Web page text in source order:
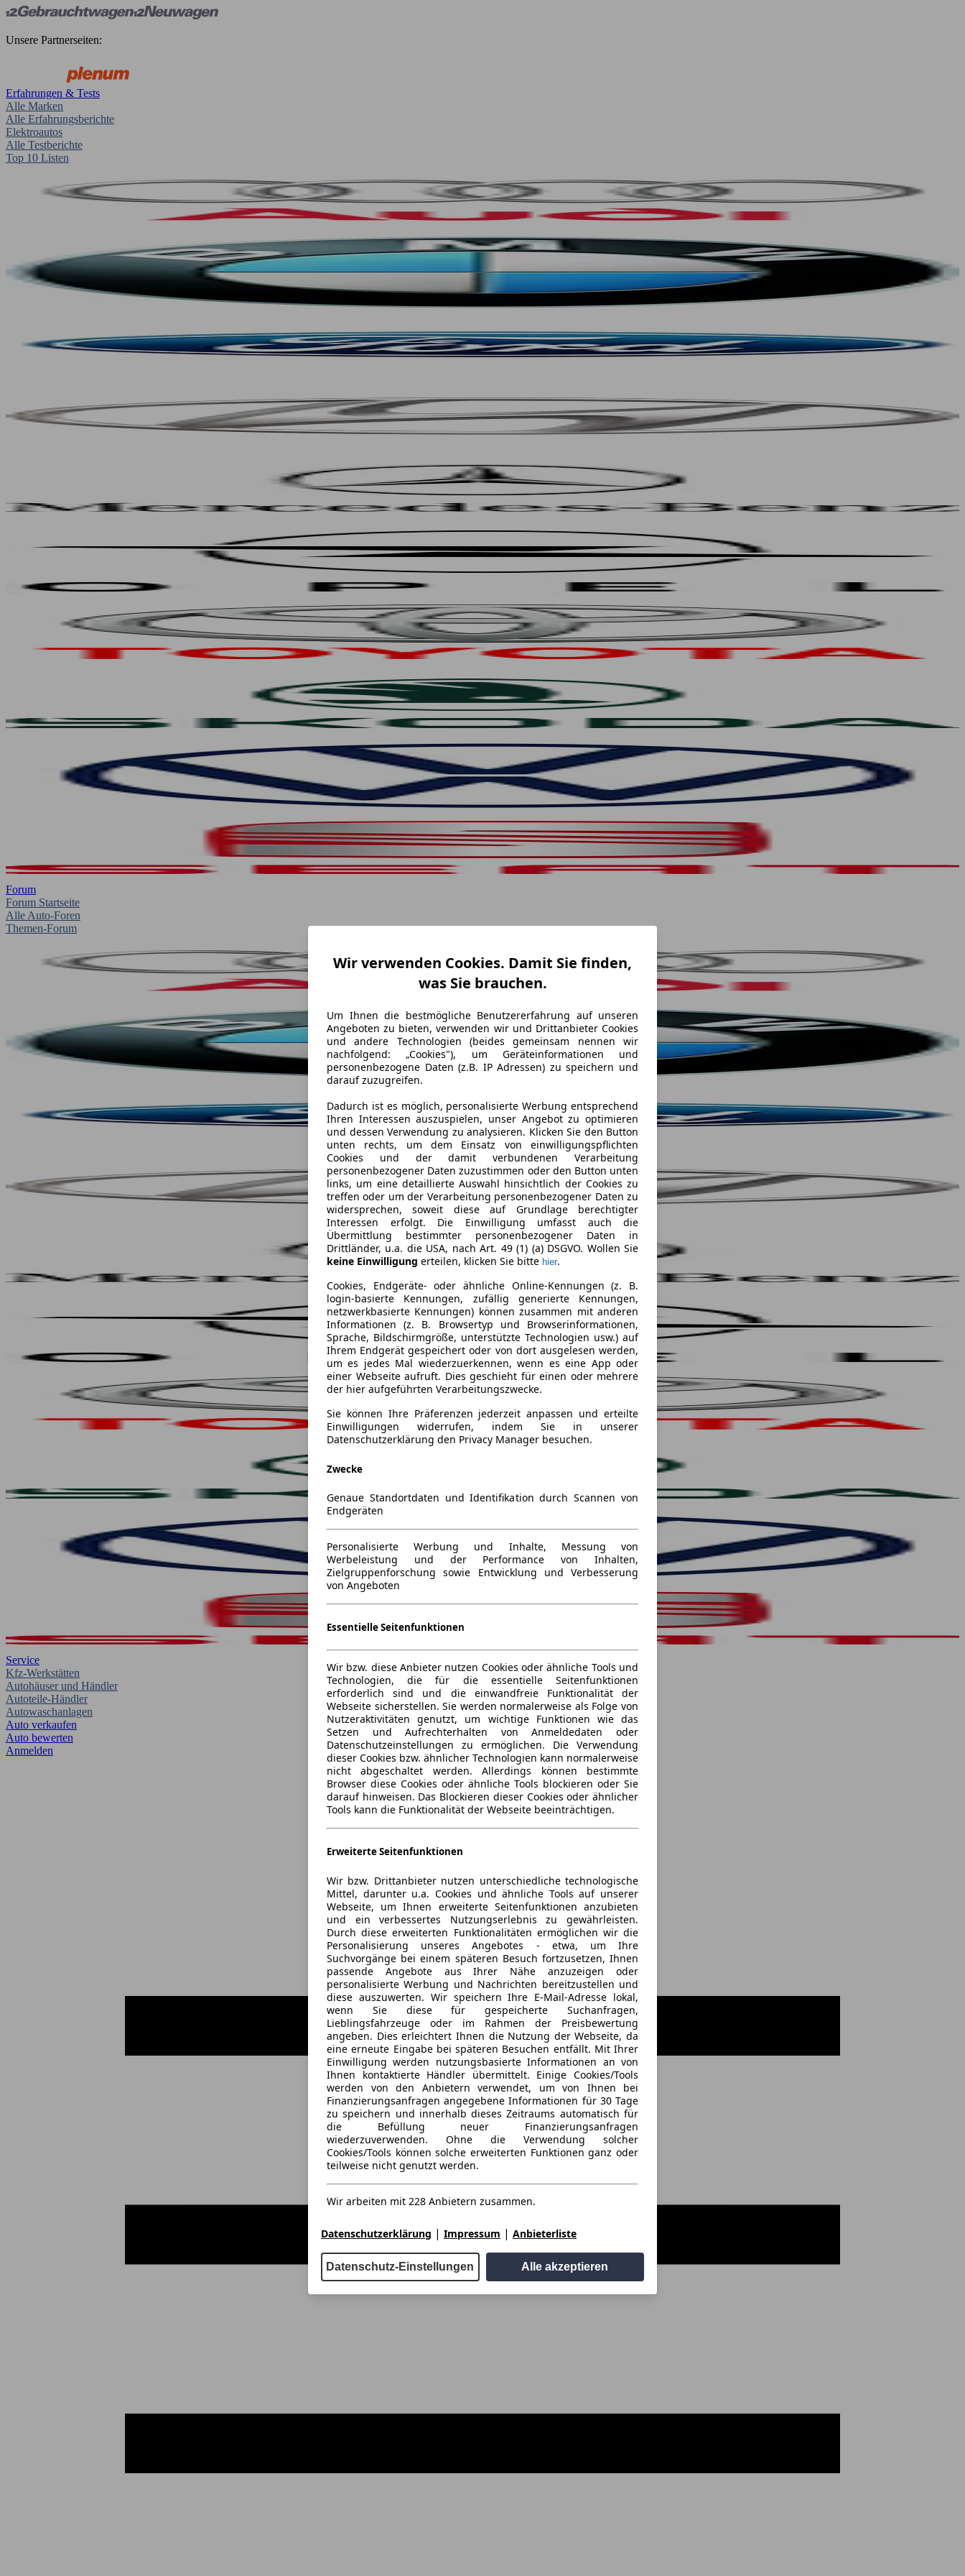
Unsere Partnerseiten:
Erfahrungen & Tests
Alle Marken
Alle Erfahrungsberichte
Elektroautos
Alle Testberichte
Top 10 Listen
Forum
Forum Startseite
Alle Auto-Foren
Themen-Forum
Service
Kfz-Werkstätten
Autohäuser und Händler
Autoteile-Händler
Autowaschanlagen
Auto verkaufen
Auto bewerten
Anmelden
Wir verwenden Cookies. Damit Sie finden,
was Sie brauchen.
Um Ihnen die bestmögliche Benutzererfahrung auf unseren
Angeboten zu bieten, verwenden wir und Drittanbieter Cookies
und andere Technologien (beides gemeinsam nennen wir
nachfolgend: „Cookies"), um Geräteinformationen und
personenbezogene Daten (z.B. IP Adressen) zu speichern und
darauf zuzugreifen.
Dadurch ist es möglich, personalisierte Werbung entsprechend
Ihren Interessen auszuspielen, unser Angebot zu optimieren
und dessen Verwendung zu analysieren. Klicken Sie den Button
unten rechts, um dem Einsatz von einwilligungspflichten
Cookies und der damit verbundenen Verarbeitung
personenbezogener Daten zuzustimmen oder den Button unten
links, um eine detaillierte Auswahl hinsichtlich der Cookies zu
treffen oder um der Verarbeitung personenbezogener Daten zu
widersprechen, soweit diese auf Grundlage berechtigter
Interessen erfolgt. Die Einwilligung umfasst auch die
Übermittlung bestimmter personenbezogener Daten in
Drittländer, u.a. die USA, nach Art. 49 (1) (a) DSGVO. Wollen Sie
keine Einwilligung erteilen, klicken Sie bitte hier.
Cookies, Endgeräte- oder ähnliche Online-Kennungen (z. B.
login-basierte Kennungen, zufällig generierte Kennungen,
netzwerkbasierte Kennungen) können zusammen mit anderen
Informationen (z. B. Browsertyp und Browserinformationen,
Sprache, Bildschirmgröße, unterstützte Technologien usw.) auf
Ihrem Endgerät gespeichert oder von dort ausgelesen werden,
um es jedes Mal wiederzuerkennen, wenn es eine App oder
einer Webseite aufruft. Dies geschieht für einen oder mehrere
der hier aufgeführten Verarbeitungszwecke.
Sie können Ihre Präferenzen jederzeit anpassen und erteilte
Einwilligungen widerrufen, indem Sie in unserer
Datenschutzerklärung den Privacy Manager besuchen.
Zwecke
Genaue Standortdaten und Identifikation durch Scannen von
Endgeräten
Personalisierte Werbung und Inhalte, Messung von
Werbeleistung und der Performance von Inhalten,
Zielgruppenforschung sowie Entwicklung und Verbesserung
von Angeboten
Essentielle Seitenfunktionen
Wir bzw. diese Anbieter nutzen Cookies oder ähnliche Tools und
Technologien, die für die essentielle Seitenfunktionen
erforderlich sind und die einwandfreie Funktionalität der
Webseite sicherstellen. Sie werden normalerweise als Folge von
Nutzeraktivitäten genutzt, um wichtige Funktionen wie das
Setzen und Aufrechterhalten von Anmeldedaten oder
Datenschutzeinstellungen zu ermöglichen. Die Verwendung
dieser Cookies bzw. ähnlicher Technologien kann normalerweise
nicht abgeschaltet werden. Allerdings können bestimmte
Browser diese Cookies oder ähnliche Tools blockieren oder Sie
darauf hinweisen. Das Blockieren dieser Cookies oder ähnlicher
Tools kann die Funktionalität der Webseite beeinträchtigen.
Erweiterte Seitenfunktionen
Wir bzw. Drittanbieter nutzen unterschiedliche technologische
Mittel, darunter u.a. Cookies und ähnliche Tools auf unserer
Webseite, um Ihnen erweiterte Seitenfunktionen anzubieten
und ein verbessertes Nutzungserlebnis zu gewährleisten.
Durch diese erweiterten Funktionalitäten ermöglichen wir die
Personalisierung unseres Angebotes - etwa, um Ihre
Suchvorgänge bei einem späteren Besuch fortzusetzen, Ihnen
passende Angebote aus Ihrer Nähe anzuzeigen oder
personalisierte Werbung und Nachrichten bereitzustellen und
diese auszuwerten. Wir speichern Ihre E-Mail-Adresse lokal,
wenn Sie diese für gespeicherte Suchanfragen,
Lieblingsfahrzeuge oder im Rahmen der Preisbewertung
angeben. Dies erleichtert Ihnen die Nutzung der Webseite, da
eine erneute Eingabe bei späteren Besuchen entfällt. Mit Ihrer
Einwilligung werden nutzungsbasierte Informationen an von
Ihnen kontaktierte Händler übermittelt. Einige Cookies/Tools
werden von den Anbietern verwendet, um von Ihnen bei
Finanzierungsanfragen angegebene Informationen für 30 Tage
zu speichern und innerhalb dieses Zeitraums automatisch für
die Befüllung neuer Finanzierungsanfragen
wiederzuverwenden. Ohne die Verwendung solcher
Cookies/Tools können solche erweiterten Funktionen ganz oder
teilweise nicht genutzt werden.
Wir arbeiten mit 228 Anbietern zusammen.
Datenschutzerklärung | Impressum | Anbieterliste
Datenschutz-Einstellungen Alle akzeptieren